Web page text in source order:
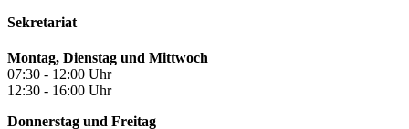
Sekretariat
Montag, Dienstag und Mittwoch
07:30 - 12:00 Uhr
12:30 - 16:00 Uhr
Donnerstag und Freitag